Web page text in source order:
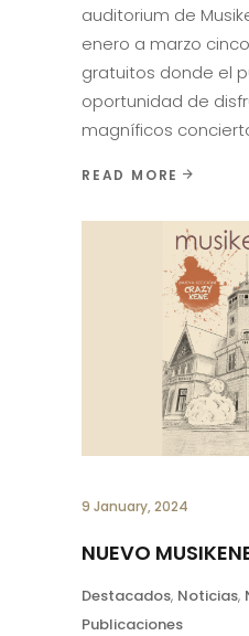
auditorium de
enero a marzo
gratuitos donde el
oportunidad de
magníficos
READ MORE
9 January, 2024
NUEVO
Destacados, Noticias,
Publicaciones